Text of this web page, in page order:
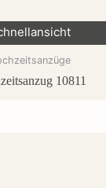
10811